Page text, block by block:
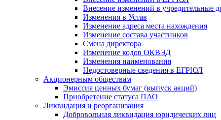
Внесение изменений в учредительные
Изменения в Устав
Изменение адреса места нахождения
Изменение состава участников
Смена директора
Изменение кодов ОКВЭД
Изменения наименования
Недостоверные сведения в ЕГРЮЛ
Акционерным обществам
Эмиссия ценных бумаг (выпуск акций)
Приобретение статуса ПАО
Ликвидация и реорганизация
Добровольная ликвидация юридических лиц